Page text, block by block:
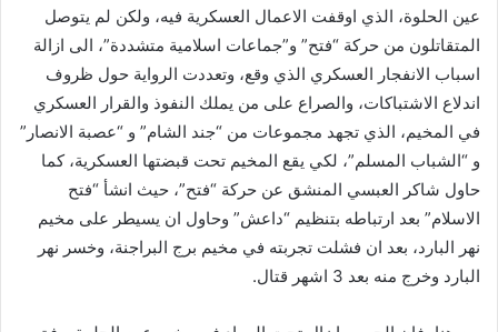
عين الحلوة، الذي اوقفت الاعمال العسكرية فيه، ولكن لم يتوصل
المتقاتلون من حركة “فتح” و”جماعات اسلامية متشددة”، الى ازالة
اسباب الانفجار العسكري الذي وقع، وتعددت الرواية حول ظروف
اندلاع الاشتباكات، والصراع على من يملك النفوذ والقرار العسكري
في المخيم، الذي تجهد مجموعات من “جند الشام” و “عصبة الانصار”
و “الشباب المسلم”، لكي يقع المخيم تحت قبضتها العسكرية، كما
حاول شاكر العبسي المنشق عن حركة “فتح”، حيث انشأ “فتح
الاسلام” بعد ارتباطه بتنظيم “داعش” وحاول ان يسيطر على مخيم
نهر البارد، بعد ان فشلت تجربته في مخيم برج البراجنة، وخسر نهر
البارد وخرج منه بعد 3 اشهر قتال.